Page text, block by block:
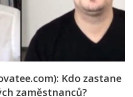
Kdo zastane
zaměstnanců?